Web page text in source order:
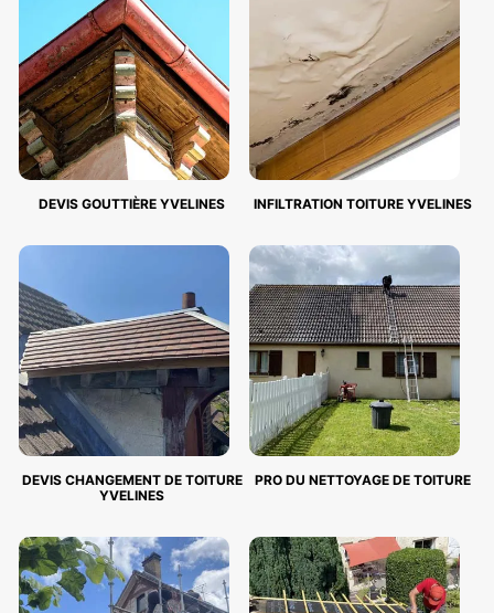
DEVIS GOUTTIÈRE YVELINES INFILTRATION TOITURE YVELINES
DEVIS CHANGEMENT DE TOITURE
YVELINES
PRO DU NETTOYAGE DE TOITURE